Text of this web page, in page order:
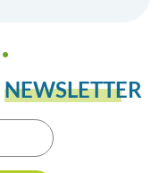
NEWSLETTER